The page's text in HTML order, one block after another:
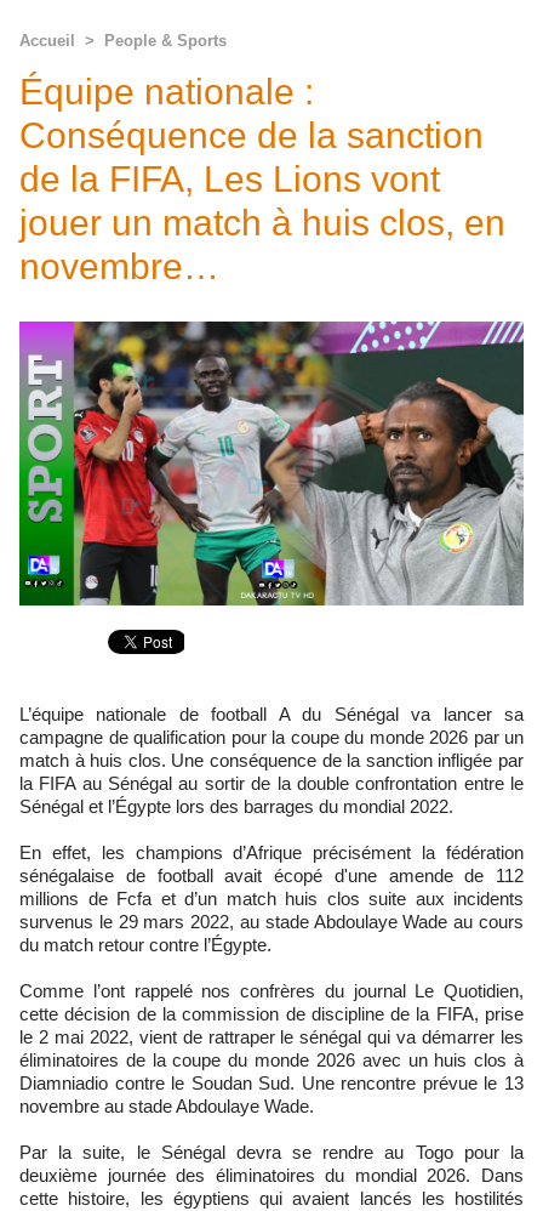
Accueil > People & Sports
Équipe nationale :
Conséquence de la sanction
de la FIFA, Les Lions vont
jouer un match à huis clos, en
novembre…
L’équipe nationale de football A du Sénégal va lancer sa
campagne de qualification pour la coupe du monde 2026 par un
match à huis clos. Une conséquence de la sanction infligée par
la FIFA au Sénégal au sortir de la double confrontation entre le
Sénégal et l’Égypte lors des barrages du mondial 2022.
En effet, les champions d’Afrique précisément la fédération
sénégalaise de football avait écopé d'une amende de 112
millions de Fcfa et d’un match huis clos suite aux incidents
survenus le 29 mars 2022, au stade Abdoulaye Wade au cours
du match retour contre l’Égypte.
Comme l’ont rappelé nos confrères du journal Le Quotidien,
cette décision de la commission de discipline de la FIFA, prise
le 2 mai 2022, vient de rattraper le sénégal qui va démarrer les
éliminatoires de la coupe du monde 2026 avec un huis clos à
Diamniadio contre le Soudan Sud. Une rencontre prévue le 13
novembre au stade Abdoulaye Wade.
Par la suite, le Sénégal devra se rendre au Togo pour la
deuxième journée des éliminatoires du mondial 2026. Dans
cette histoire, les égyptiens qui avaient lancés les hostilités